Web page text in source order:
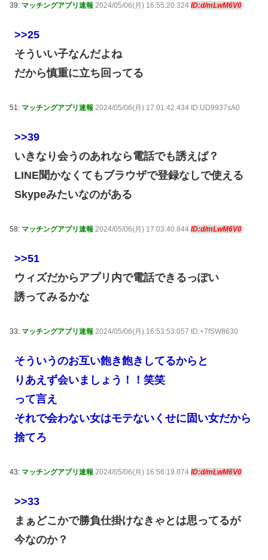
39: マッチングアプリ速報 2024/05/06(月) 16:55:20.324 ID:d/mLwM6V0
>>25
そういい子なんだよね
だから慎重に立ち回ってる
51: マッチングアプリ速報 2024/05/06(月) 17:01:42.434 ID:UD9937sA0
>>39
いきなり会うのあれなら電話でも誘えば？
LINE聞かなくてもブラウザで登録なしで使える
Skypeみたいなのがある
58: マッチングアプリ速報 2024/05/06(月) 17:03:40.844 ID:d/mLwM6V0
>>51
ウィズだからアプリ内で電話できるっぽい
誘ってみるかな
33: マッチングアプリ速報 2024/05/06(月) 16:53:53.057 ID:+7fSW8630
そういうのお互い飽き飽きしてるからと
りあえず会いましょう！！笑笑
って言え
それで会わない女はモテないくせに固い女だから
捨てろ
43: マッチングアプリ速報 2024/05/06(月) 16:56:19.074 ID:d/mLwM6V0
>>33
まぁどこかで勝負仕掛けなきゃとは思ってるが
今なのか？